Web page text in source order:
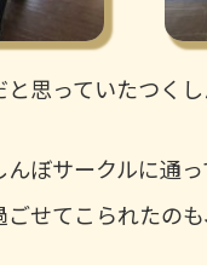
思っていたつく
ぼサークルに通
せてこられたの